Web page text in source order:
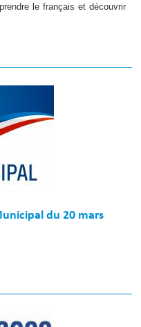
le français et découvrir
du 20 mars